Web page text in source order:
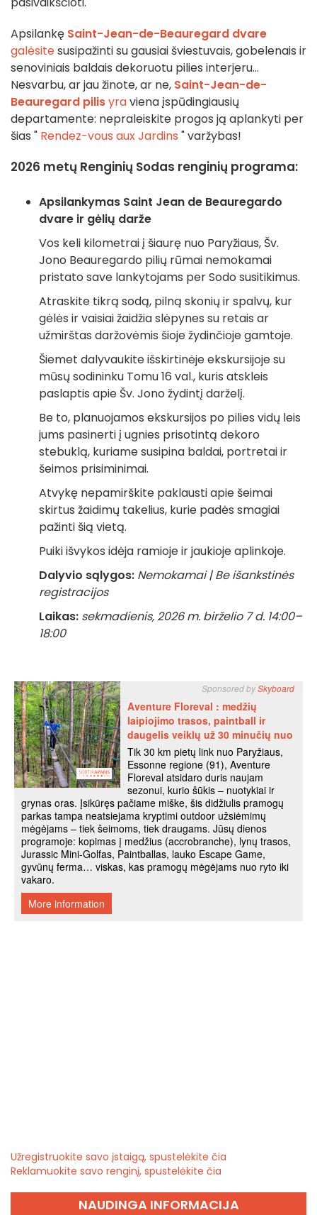
Apsilankę Saint-Jean-de-Beauregard dvare
galėsitesusipažinti su gausiai šviestuvais, gobelenais ir
senoviniais baldais dekoruotu pilies interjeru...
Nesvarbu, ar jau žinote, ar ne, Saint-Jean-de-
Beauregard pilisyraviena įspūdingiausių
departamente: nepraleiskite progos ją aplankyti per
šias " Rendez-vous aux Jardins " varžybas!
2026 metų Renginių Sodas renginių programa:
Apsilankymas Saint Jean de Beauregardo
dvare ir gėlių darže
Vos keli kilometrai į šiaurę nuo Paryžiaus, Šv.
Jono Beauregardo pilių rūmai nemokamai
pristato save lankytojams per Sodo susitikimus.
Atraskite tikrą sodą, pilną skonių ir spalvų, kur
gėlės ir vaisiai žaidžia slėpynes su retais ar
užmirštas daržovėmis šioje žydinčioje gamtoje.
Šiemet dalyvaukite išskirtinėje ekskursijoje su
mūsų sodininku Tomu 16 val., kuris atskleis
paslaptis apie Šv. Jono žydintį darželį.
Be to, planuojamos ekskursijos po pilies vidų leis
jums pasinerti į ugnies prisotintą dekoro
stebuklą, kuriame susipina baldai, portretai ir
šeimos prisiminimai.
Atvykę nepamirškite paklausti apie šeimai
skirtus žaidimų takelius, kurie padės smagiai
pažinti šią vietą.
Puiki išvykos idėja ramioje ir jaukioje aplinkoje.
Dalyvio sąlygos: Nemokamai | Be išankstinės
registracijos
Laikas: sekmadienis, 2026 m. birželio 7 d. 14:00–
18:00
Užregistruokite savo įstaigą, spustelėkite čia
Reklamuokite savo renginį, spustelėkite čia
NAUDINGA INFORMACIJA